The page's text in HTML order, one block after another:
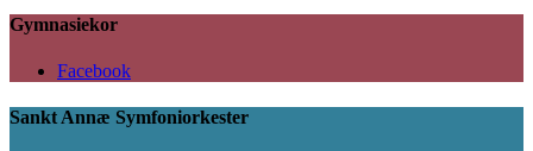
Gymnasiekor
Facebook
Sankt Annæ Symfoniorkester